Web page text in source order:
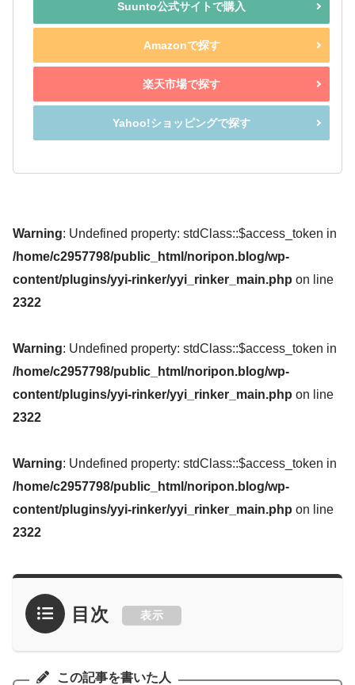
Suunto公式サイトで購入
Amazonで探す
楽天市場で探す
Yahoo!ショッピングで探す
Warning: Undefined property: stdClass::$access_token in
/home/c2957798/public_html/noripon.blog/wp-
content/plugins/yyi-rinker/yyi_rinker_main.php on line
2322
Warning: Undefined property: stdClass::$access_token in
/home/c2957798/public_html/noripon.blog/wp-
content/plugins/yyi-rinker/yyi_rinker_main.php on line
2322
Warning: Undefined property: stdClass::$access_token in
/home/c2957798/public_html/noripon.blog/wp-
content/plugins/yyi-rinker/yyi_rinker_main.php on line
2322
目次 表示
この記事を書いた人